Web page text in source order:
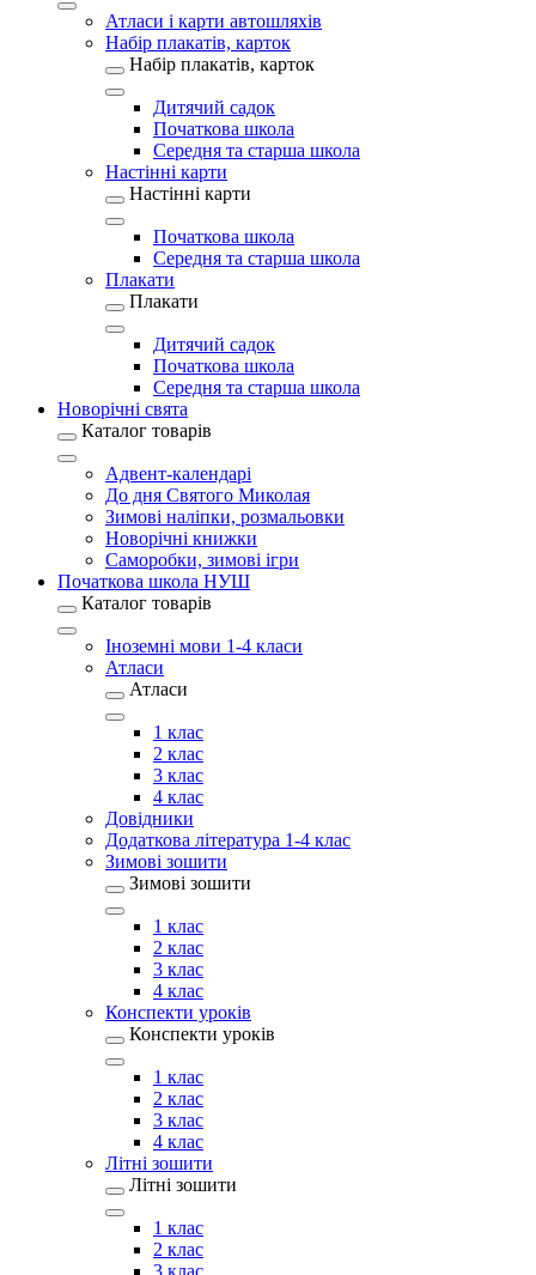
Атласи і карти автошляхів
Набір плакатів, карток
Набір плакатів, карток
Дитячий садок
Початкова школа
Середня та старша школа
Настінні карти
Настінні карти
Початкова школа
Середня та старша школа
Плакати
Плакати
Дитячий садок
Початкова школа
Середня та старша школа
Новорічні свята
Каталог товарів
Адвент-календарі
До дня Святого Миколая
Зимові наліпки, розмальовки
Новорічні книжки
Саморобки, зимові ігри
Початкова школа НУШ
Каталог товарів
Іноземні мови 1-4 класи
Атласи
Атласи
1 клас
2 клас
3 клас
4 клас
Довідники
Додаткова література 1-4 клас
Зимові зошити
Зимові зошити
1 клас
2 клас
3 клас
4 клас
Конспекти уроків
Конспекти уроків
1 клас
2 клас
3 клас
4 клас
Літні зошити
Літні зошити
1 клас
2 клас
3 клас